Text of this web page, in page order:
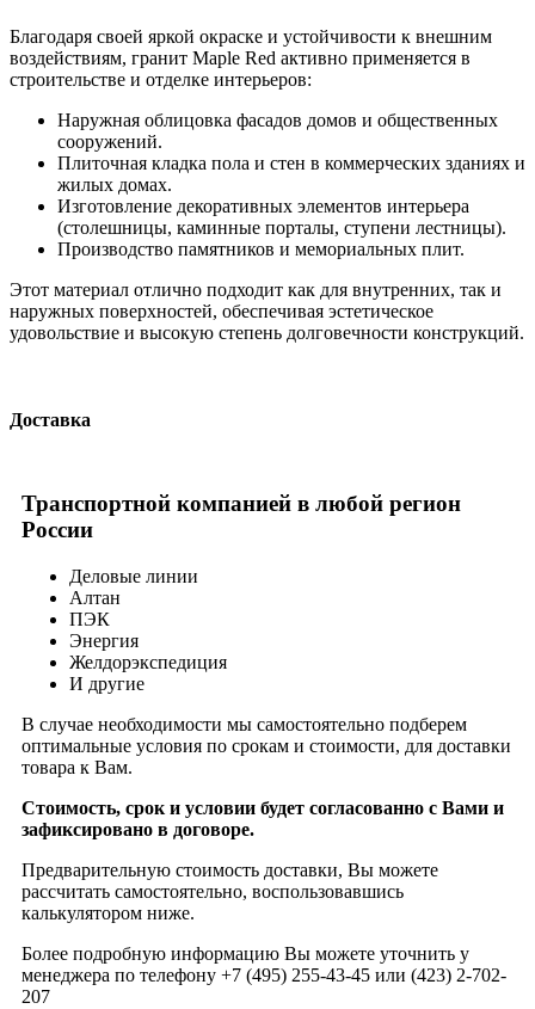
Благодаря своей яркой окраске и устойчивости к внешним
воздействиям, гранит Maple Red активно применяется в
строительстве и отделке интерьеров:
Наружная облицовка фасадов домов и общественных
сооружений.
Плиточная кладка пола и стен в коммерческих зданиях и
жилых домах.
Изготовление декоративных элементов интерьера
(столешницы, каминные порталы, ступени лестницы).
Производство памятников и мемориальных плит.
Этот материал отлично подходит как для внутренних, так и
наружных поверхностей, обеспечивая эстетическое
удовольствие и высокую степень долговечности конструкций.
Доставка
Транспортной компанией в любой регион
России
Деловые линии
Алтан
ПЭК
Энергия
Желдорэкспедиция
И другие
В случае необходимости мы самостоятельно подберем
оптимальные условия по срокам и стоимости, для доставки
товара к Вам.
Стоимость, срок и условии будет согласованно с Вами и
зафиксировано в договоре.
Предварительную стоимость доставки, Вы можете
рассчитать самостоятельно, воспользовавшись
калькулятором ниже.
Более подробную информацию Вы можете уточнить у
менеджера по телефону +7 (495) 255-43-45 или (423) 2-702-
207